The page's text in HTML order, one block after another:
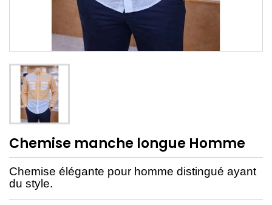
Chemise manche longue Homme
Chemise élégante pour homme distingué ayant
du style.